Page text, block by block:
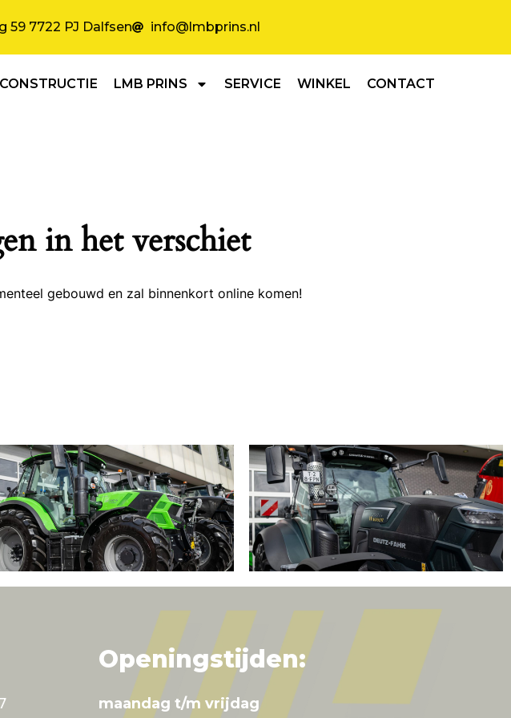
59 7722 PJ Dalfsen info@lmbprins.nl
CONSTRUCTIE LMB PRINS SERVICE WINKEL CONTACT
in het verschiet
gebouwd en zal binnenkort online komen!
Openingstijden:
maandag t/m vrijdag